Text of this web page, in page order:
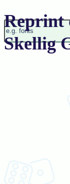
Reprint
Skellig